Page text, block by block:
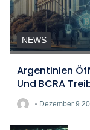
NEWS
Argentinien
Und BCRA
Dezember 9